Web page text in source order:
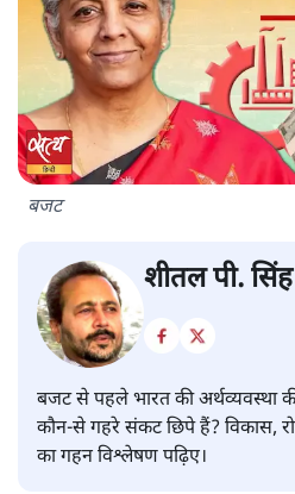
बजट
शीतल पी. सिंह
बजट से पहले भारत की अर्थव्यवस्था
कौन-से गहरे संकट छिपे हैं? विकास,
का गहन विश्लेषण पढ़िए।